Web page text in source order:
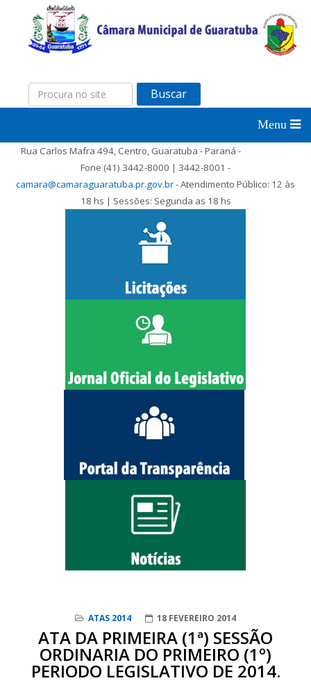
Buscar
Rua Carlos Mafra 494, Centro, Guaratuba - Paraná -
Fone (41) 3442-8000 | 3442-8001 -
camara@camaraguaratuba.pr.gov.br- Atendimento Público: 12 às
18 hs | Sessões: Segunda as 18 hs
ATAS 2014 18 FEVEREIRO 2014
ATA DA PRIMEIRA (1ª) SESSÃO
ORDINARIA DO PRIMEIRO (1º)
PERIODO LEGISLATIVO DE 2014.